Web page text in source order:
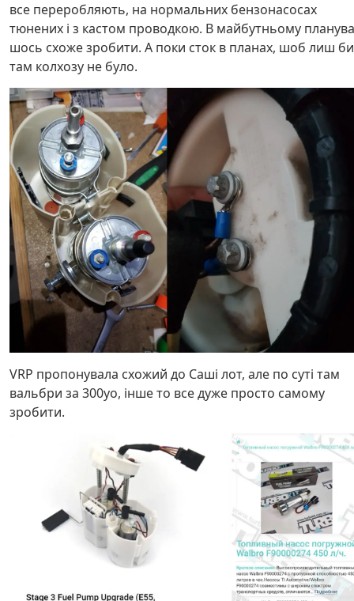
все переробляють, на нормальних бензонасосах
тюнених і з кастом проводкою. В майбутньому
шось схоже зробити. А поки сток в планах, шоб лиш би
там колхозу не було.
VRP пропонувала схожий до Саші лот, але по суті там
вальбри за 300уо, інше то все дуже просто самому
зробити.